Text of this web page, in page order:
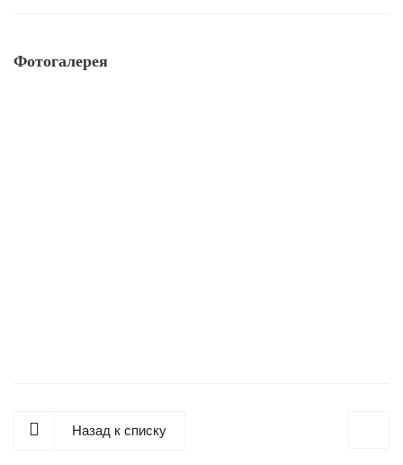
Фотогалерея
Назад к списку